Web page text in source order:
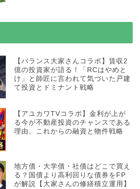
【バランス大家さんコラボ】賃収2
億の投資家が語る！「RCはやめと
け」と師匠に言われて気づいた戸建
て投資とドミナント戦略
【アユカワTVコラボ】金利が上が
る今が不動産投資のチャンスである
理由。これからの融資と物件戦略
地方債・大学債・社債はどこで買え
る？国債より高利回りな債券をFP
が解説【大家さんの修繕積立運用】